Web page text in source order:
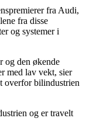
fra Audi,
fra disse
og systemer i
og den økende
med lav vekt, sier
overfor bilindustrien
og er travelt